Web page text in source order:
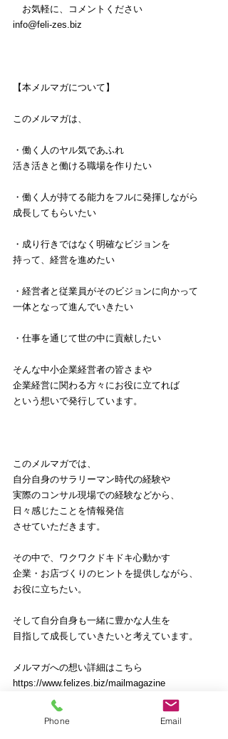
お気軽に、コメントください
info@feli-zes.biz
【本メルマガについて】
このメルマガは、
・働く人のヤル気であふれ
活き活きと働ける職場を作りたい
・働く人が持てる能力をフルに発揮しながら
成長してもらいたい
・成り行きではなく明確なビジョンを
持って、経営を進めたい
・経営者と従業員がそのビジョンに向かって
一体となって進んでいきたい
・仕事を通じて世の中に貢献したい
そんな中小企業経営者の皆さまや
企業経営に関わる方々にお役に立てれば
という想いで発行しています。
このメルマガでは、
自分自身のサラリーマン時代の経験や
実際のコンサル現場での経験などから、
日々感じたことを情報発信
させていただきます。
その中で、ワクワクドキドキ心動かす
企業・お店づくりのヒントを提供しながら、
お役に立ちたい。
そして自分自身も一緒に豊かな人生を
目指して成長していきたいと考えています。
メルマガへの想い詳細はこちら
https://www.felizes.biz/mailmagazine
Phone Email